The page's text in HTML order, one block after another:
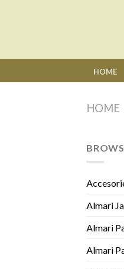
HOME
HOME
Almari
Almari
Almari